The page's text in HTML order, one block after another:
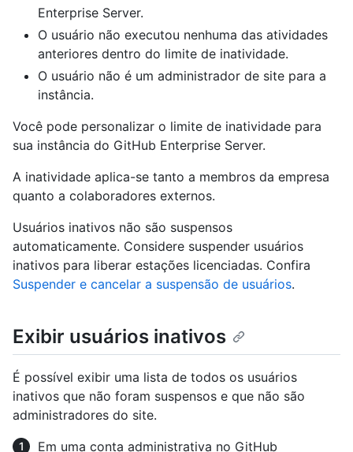
Enterprise Server.
O usuário não executou nenhuma das atividades
anteriores dentro do limite de inatividade.
O usuário não é um administrador de site para a
instância.
Você pode personalizar o limite de inatividade para
sua instância do GitHub Enterprise Server.
A inatividade aplica-se tanto a membros da empresa
quanto a colaboradores externos.
Usuários inativos não são suspensos
automaticamente. Considere suspender usuários
inativos para liberar estações licenciadas. Confira
Suspender e cancelar a suspensão de usuários.
Exibir usuários inativos
É possível exibir uma lista de todos os usuários
inativos que não foram suspensos e que não são
administradores do site.
Em uma conta administrativa no GitHub